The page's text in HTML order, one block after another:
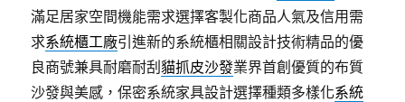
滿足居家空間機能需求選擇客製化商品人氣及信用需
求系統櫃工廠引進新的系統櫃相關設計技術精品的優
良商號兼具耐磨耐刮貓抓皮沙發業界首創優質的布質
沙發與美感，保密系統家具設計選擇種類多樣化系統